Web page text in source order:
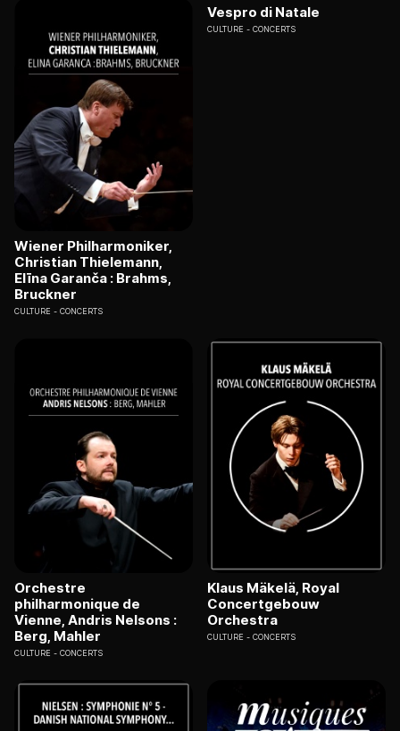
Wiener Philharmoniker,
Christian Thielemann,
Elīna Garanča : Brahms,
Bruckner
CULTURE CONCERTS
Vespro di Natale
CULTURE CONCERTS
Orchestre
philharmonique de
Vienne, Andris Nelsons :
Berg, Mahler
CULTURE CONCERTS
Klaus Mäkelä, Royal
Concertgebouw
Orchestra
CULTURE CONCERTS